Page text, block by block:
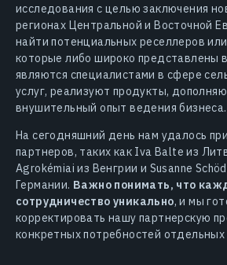
исследования с целью заключения
регионах Центральной и Восточной
найти потенциальных реселлеров
которые либо широко представлены
являются специалистами в сфере
услуг, реализуют продукты,
внушительный опыт ведения бизнеса.
На сегодняшний день нам удалось
партнеров, таких как Iva Balte из
Agrokémiai из Венгрии и Susanne
Германии. Важно понимать, что
сотрудничество уникально, и мы
корректировать нашу партнерскую
конкретных потребностей отдельных